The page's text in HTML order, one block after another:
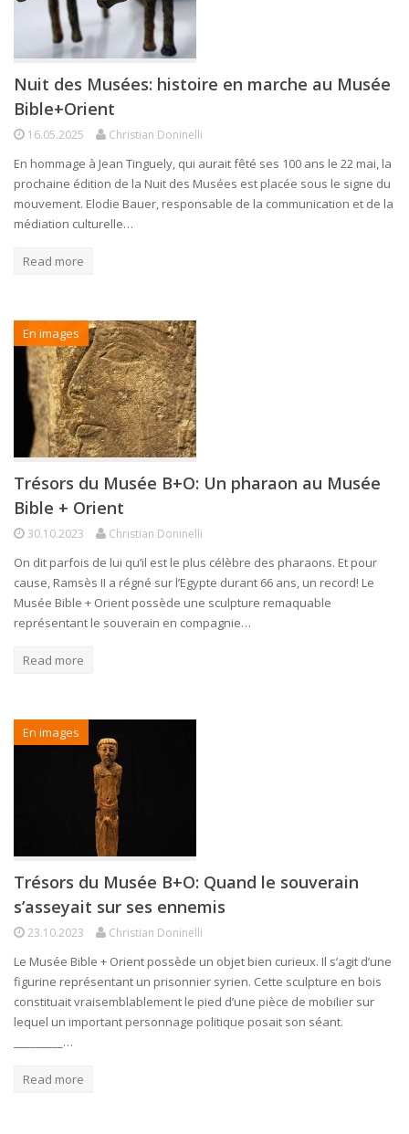
Nuit des Musées: histoire en marche au Musée
Bible+Orient
16.05.2025 Christian Doninelli
En hommage à Jean Tinguely, qui aurait fêté ses 100 ans le 22 mai, la
prochaine édition de la Nuit des Musées est placée sous le signe du
mouvement. Elodie Bauer, responsable de la communication et de la
médiation culturelle…
Read more
En images
Trésors du Musée B+O: Un pharaon au Musée
Bible + Orient
30.10.2023 Christian Doninelli
On dit parfois de lui qu’il est le plus célèbre des pharaons. Et pour
cause, Ramsès II a régné sur l’Egypte durant 66 ans, un record! Le
Musée Bible + Orient possède une sculpture remaquable
représentant le souverain en compagnie…
Read more
En images
Trésors du Musée B+O: Quand le souverain
s’asseyait sur ses ennemis
23.10.2023 Christian Doninelli
Le Musée Bible + Orient possède un objet bien curieux. Il s’agit d’une
figurine représentant un prisonnier syrien. Cette sculpture en bois
constituait vraisemblablement le pied d’une pièce de mobilier sur
lequel un important personnage politique posait son séant.
_________…
Read more